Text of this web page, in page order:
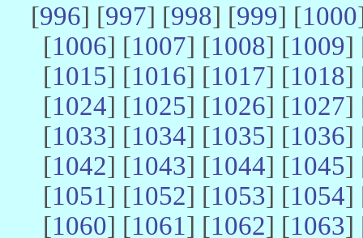
[996] [997] [998] [999] [1000
[1006] [1007] [1008] [1009]
[1015] [1016] [1017] [1018]
[1024] [1025] [1026] [1027]
[1033] [1034] [1035] [1036]
[1042] [1043] [1044] [1045]
[1051] [1052] [1053] [1054]
[1060] [1061] [1062] [1063]